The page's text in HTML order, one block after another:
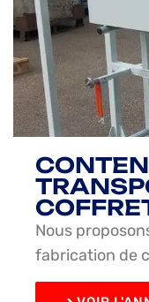
Nous
fabrication de